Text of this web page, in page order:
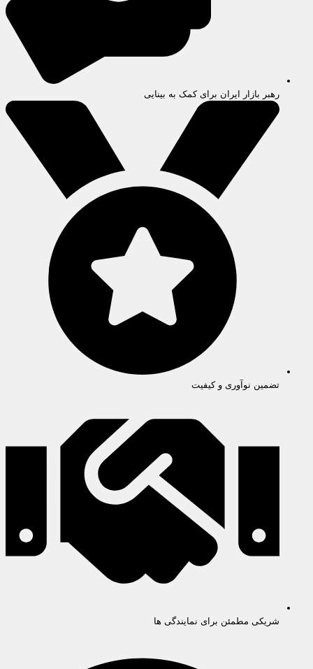
رهبر بازار ایران برای کمک به بینایی
تضمین نوآوری و کیفیت
شریکی مطمئن برای نمایندگی ها